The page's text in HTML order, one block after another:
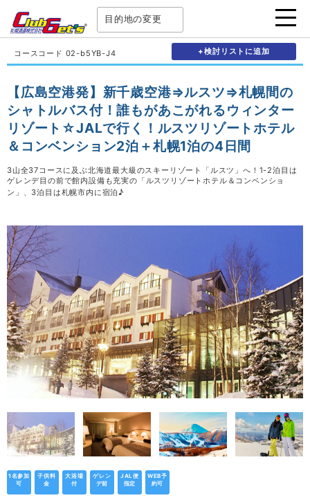
目的地の変更
コースコード 02-b5YB-J4 +検討リストに追加
【広島空港発】新千歳空港⇒ルスツ⇒札幌間の
シャトルバス付！誰もがあこがれるウィンター
リゾート☆JALで行く！ルスツリゾートホテル
＆コンベンション2泊＋札幌1泊の4日間
3山全37コースに及ぶ北海道最大級のスキーリゾート「ルスツ」へ！1-2泊目は
ゲレンデ目の前で館内設備も充実の「ルスツリゾートホテル＆コンベンショ
ン」、3泊目は札幌市内に宿泊♪
1名参加
可
子供料
金
大浴場
付
ゲレン
デ前
JAL便
指定
WEB予
約可